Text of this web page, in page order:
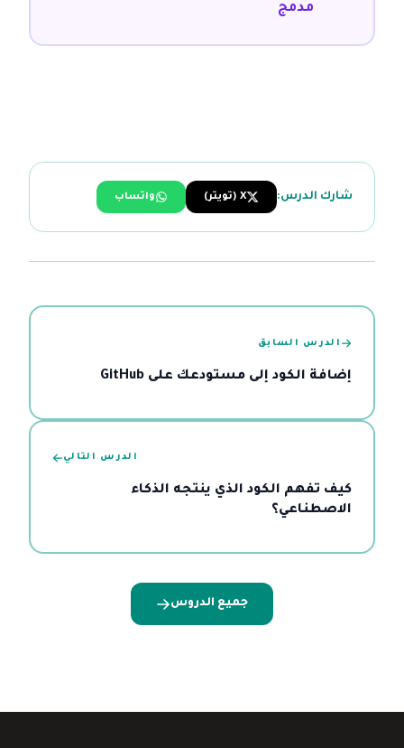
مدمج
شارك الدرس: X (تويتر) واتساب
الدرس السابق
إضافة الكود إلى مستودعك على GitHub
الدرس التالي
كيف تفهم الكود الذي ينتجه الذكاء
الاصطناعي؟
جميع الدروس